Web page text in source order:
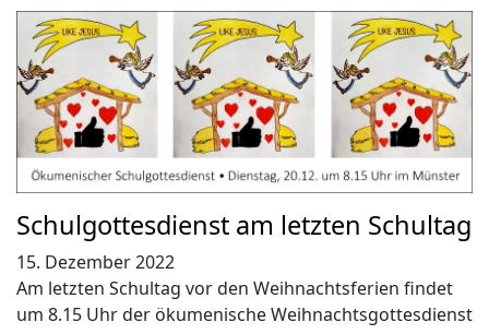
Schulgottesdienst am letzten Schultag
15. Dezember 2022
Am letzten Schultag vor den Weihnachtsferien findet
um 8.15 Uhr der ökumenische Weihnachtsgottesdienst